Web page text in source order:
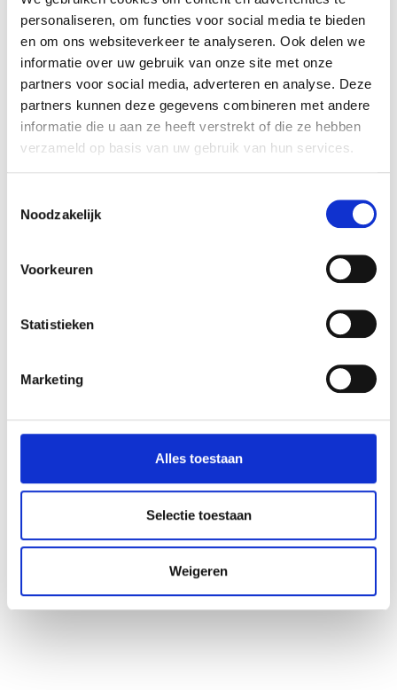
personaliseren, om functies voor social media te bieden
en om ons websiteverkeer te analyseren. Ook delen we
informatie over uw gebruik van onze site met onze
partners voor social media, adverteren en analyse. Deze
partners kunnen deze gegevens combineren met andere
informatie die u aan ze heeft verstrekt of die ze hebben
verzameld op basis van uw gebruik van hun services.
Noodzakelijk
Voorkeuren
Statistieken
Marketing
Alles toestaan
Selectie toestaan
Weigeren
å friske opp og til og med tilbringe natten etter for
eksempel et bassengfest.
BASSENGHUS(ER)
Levert i løpet av få uker